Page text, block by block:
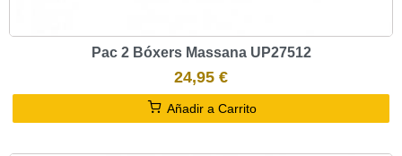
Pac 2 Bóxers Massana UP27512
24,95 €
Añadir a Carrito